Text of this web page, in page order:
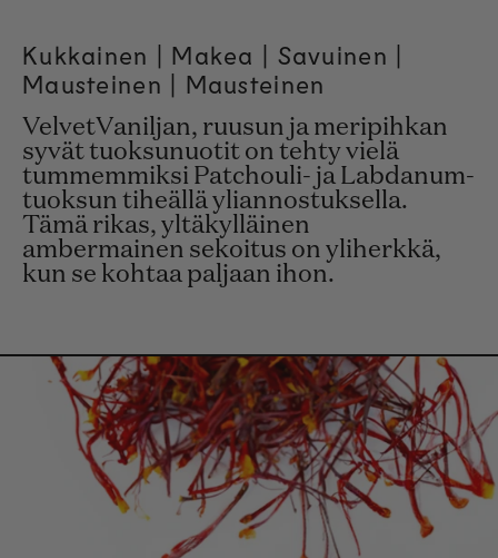
Kukkainen | Makea | Savuinen |
Mausteinen | Mausteinen
VelvetVaniljan, ruusun ja meripihkan
syvät tuoksunuotit on tehty vielä
tummemmiksi Patchouli- ja Labdanum-
tuoksun tiheällä yliannostuksella.
Tämä rikas, yltäkylläinen
ambermainen sekoitus on yliherkkä,
kun se kohtaa paljaan ihon.